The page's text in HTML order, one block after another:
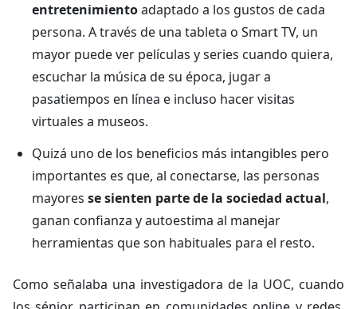
entretenimientoadaptado a los gustos de cada
persona. A través de una tableta o Smart TV, un
mayor puede ver películas y series cuando quiera,
escuchar la música de su época, jugar a
pasatiempos en línea e incluso hacer visitas
virtuales a museos.
Quizá uno de los beneficios más intangibles pero
importantes es que, al conectarse, las personas
mayores se sienten parte de la sociedad actual,
ganan confianza y autoestima al manejar
herramientas que son habituales para el resto.
Como señalaba una investigadora de la UOC, cuando